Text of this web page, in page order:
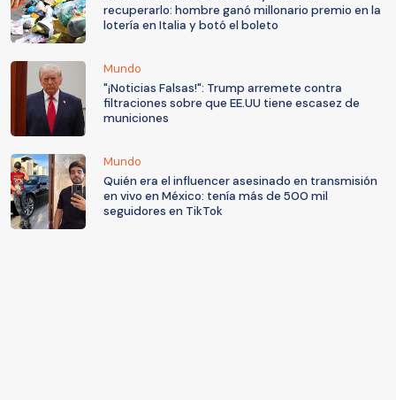
recuperarlo: hombre ganó millonario premio en la
lotería en Italia y botó el boleto
Mundo
"¡Noticias Falsas!": Trump arremete contra
filtraciones sobre que EE.UU tiene escasez de
municiones
Mundo
Quién era el influencer asesinado en transmisión
en vivo en México: tenía más de 500 mil
seguidores en TikTok